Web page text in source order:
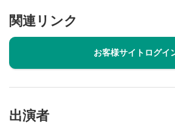
関連リンク
お客様サイトログイ
出演者